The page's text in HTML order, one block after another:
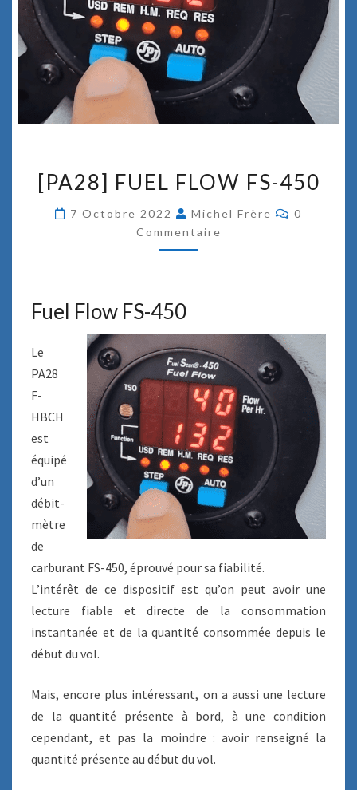
P
2
8
]
E
L
F
L
O
W
S
-
4
5
0
[PA28] FUEL FLOW FS-450
7 Octobre 2022 Michel Frère
C
O
S
0
Commentaire
Fuel Flow FS-450
Le
PA28
F-
HBCH
est
équipé
d’un
débit-
mètre
de
carburant FS-450, éprouvé pour sa fiabilité.
L’intérêt de ce dispositif est qu’on peut avoir une
lecture fiable et directe de la consommation
instantanée et de la quantité consommée depuis le
début du vol.
Mais, encore plus intéressant, on a aussi une lecture
de la quantité présente à bord, à une condition
cependant, et pas la moindre : avoir renseigné la
quantité présente au début du vol.